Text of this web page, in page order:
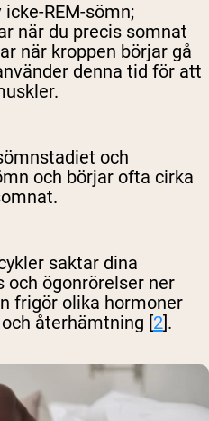
REM-sömn;
när du precis somnat
när kroppen börjar gå
denna tid för att
och
och börjar ofta cirka
saktar dina
och ögonrörelser ner
frigör olika hormoner
återhämtning [2].